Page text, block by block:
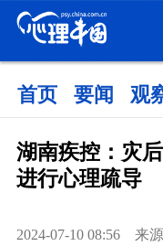
首页 要闻 观
湖南疾控：灾
进行心理疏导
2024-07-10 08:56 来